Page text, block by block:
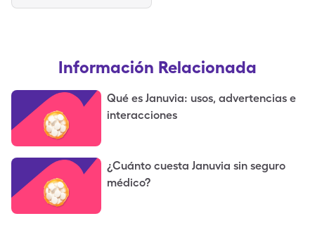
Información Relacionada
Qué es Januvia: usos, advertencias e
interacciones
¿Cuánto cuesta Januvia sin seguro
médico?